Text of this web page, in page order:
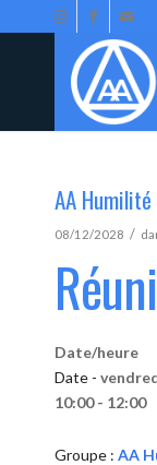
AA
08/12/2028 /
Date/heure
Date -
10:00 - 12:00
Groupe : AA